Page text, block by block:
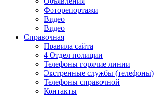
Фоторепортажи
Видео
Видео
Справочная
Правила сайта
4 Отдел полиции
Телефоны горячие линии
Экстренные службы (телефоны)
Телефоны справочной
Контакты